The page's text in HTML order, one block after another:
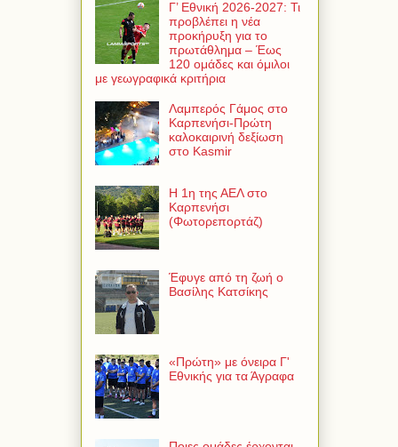
Γ’ Εθνική 2026-2027: Τι
προβλέπει η νέα
προκήρυξη για το
πρωτάθλημα – Έως
120 ομάδες και όμιλοι
με γεωγραφικά κριτήρια
Λαμπερός Γάμος στο
Καρπενήσι-Πρώτη
καλοκαιρινή δεξίωση
στο Kasmir
Η 1η της ΑΕΛ στο
Καρπενήσι
(Φωτορεπορτάζ)
Έφυγε από τη ζωή ο
Βασίλης Κατσίκης
«Πρώτη» με όνειρα Γ'
Εθνικής για τα Άγραφα